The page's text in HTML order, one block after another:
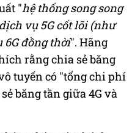
"hệ thống song song
vụ 5G cốt lõi (như
6G đồng thời". Hãng
rằng chia sẻ băng
tuyến có "tổng chi phí
băng tần giữa 4G và